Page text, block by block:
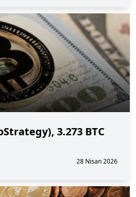
3.273 BTC
28 Nisan 2026